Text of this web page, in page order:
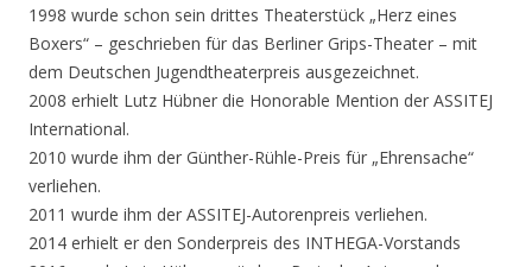
1998 wurde schon sein drittes Theaterstück „Herz eines
Boxers“ – geschrieben für das Berliner Grips-Theater – mit
dem Deutschen Jugendtheaterpreis ausgezeichnet.
2008 erhielt Lutz Hübner die Honorable Mention der ASSITEJ
International.
2010 wurde ihm der Günther-Rühle-Preis für „Ehrensache“
verliehen.
2011 wurde ihm der ASSITEJ-Autorenpreis verliehen.
2014 erhielt er den Sonderpreis des INTHEGA-Vorstands